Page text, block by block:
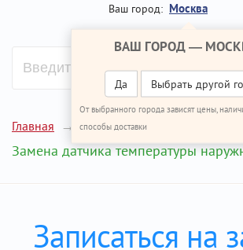
Ваш город: Москва
ВАШ ГОРОД —
Да Выбрать другой
От выбранного города зависят цены,
способы доставки
Главная Ремонт КИА Сид
Замена датчика температуры
Записаться на